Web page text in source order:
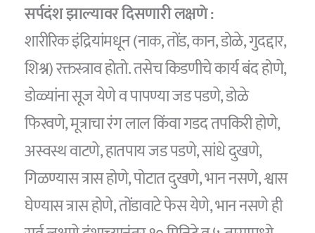
सर्पदंश झाल्यावर दिसणारी लक्षणे :
शारीरिक इंद्रियांमधून (नाक, तोंड, कान, डोळे, गुदद्दार,
शिश्न) रक्तस्त्राव होतो. तसेच किडणीचे कार्य बंद होणे,
डोळ्यांना सूज येणे व पापण्या जड पडणे, डोळे
फिरवणे, मूत्राचा रंग लाल किंवा गडद तपकिरी होणे,
अस्वस्थ वाटणे, हातपाय जड पडणे, सांधे दुखणे,
गिळण्यास त्रास होणे, पोटात दुखणे, भान नसणे, श्वास
घेण्यास त्रास होणे, तोंडावाटे फेस येणे, भान नसणे ही